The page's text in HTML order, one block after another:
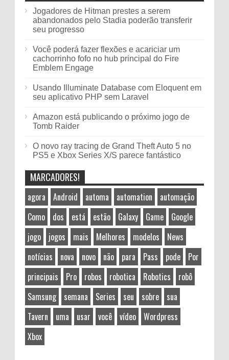
Jogadores de Hitman prestes a serem
abandonados pelo Stadia poderão transferir
seu progresso
Você poderá fazer flexões e acariciar um
cachorrinho fofo no hub principal do Fire
Emblem Engage
Usando Illuminate Database com Eloquent em
seu aplicativo PHP sem Laravel
Amazon está publicando o próximo jogo de
Tomb Raider
O novo ray tracing de Grand Theft Auto 5 no
PS5 e Xbox Series X/S parece fantástico
MARCADORES!
agora Android automa automation
automação
Como
dos está estão Galaxy Game
Google
jogo
jogos mais Melhores modelos
News
notícias
nova novo não para Pass pode
Por
principais
Pro robos robotica Robotics
robô
Samsung
semana Series seu sobre
sua
Tavern
uma usar você vídeo
Wordpress
Xbox